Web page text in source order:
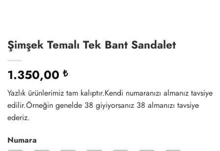
Şimşek Temalı Tek Bant Sandalet
1.350,00 ₺
Yazlık ürünlerimiz tam kalıptır.Kendi numaranızı almanız tavsiye
edilir.Örneğin genelde 38 giyiyorsanız 38 almanızı tavsiye
ederiz.
Numara